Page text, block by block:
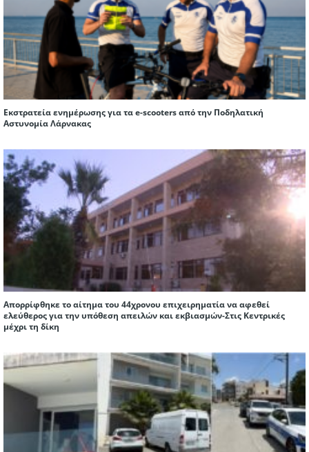
Εκστρατεία ενημέρωσης για τα e-scooters από την Ποδηλατική
Αστυνομία Λάρνακας
Απορρίφθηκε το αίτημα του 44χρονου επιχειρηματία να αφεθεί
ελεύθερος για την υπόθεση απειλών και εκβιασμών-Στις Κεντρικές
μέχρι τη δίκη